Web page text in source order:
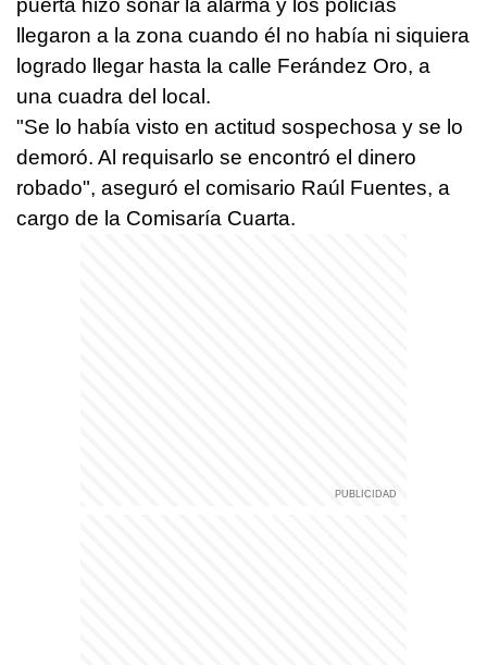
puerta hizo sonar la alarma y los policías
llegaron a la zona cuando él no había ni siquiera
logrado llegar hasta la calle Ferández Oro, a
una cuadra del local.
"Se lo había visto en actitud sospechosa y se lo
demoró. Al requisarlo se encontró el dinero
robado", aseguró el comisario Raúl Fuentes, a
cargo de la Comisaría Cuarta.